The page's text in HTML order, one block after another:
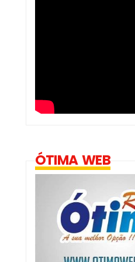
ÓTIMA WEB